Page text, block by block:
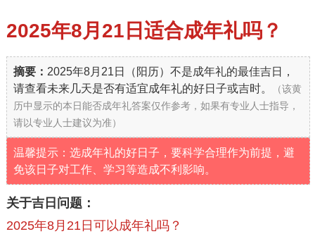
2025年8月21日 适合成年礼吗？
摘要： 2025年8月21日（阳历）不是成年礼的最佳吉日，
请查看未来几天是否有适宜成年礼的好日子或吉时。
（该黄
历中显示的本日能否成年礼答案仅作参考，如果有专业人士指导，
请以专业人士建议为准）
温馨提示：选成年礼的好日子，要科学合理作为前提，避
免该日子对工作、学习等造成不利影响。
关于吉日问题：
2025年8月21日可以成年礼吗？